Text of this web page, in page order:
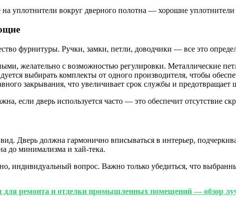
уплотнители вокруг дверного полотна — хорошие
фурнитуры. Ручки, замки, петли, доводчики — все это
желательно с возможностью регулировки. Металлические
выбирать комплекты от одного производителя, чтобы
закрывания, что увеличивает срок службы и предотвращает
если дверь используется часто — это обеспечит отсутствие
Дверь должна гармонично вписываться в интерьер,
до минимализма и хай-тека.
индивидуальный вопрос. Важно только убедиться, что
ремонта и отделки промышленных помещений — обзор